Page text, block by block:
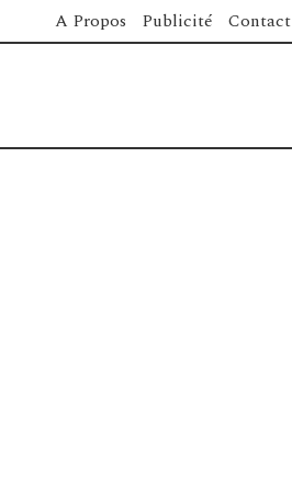
A Propos Publicité Contact